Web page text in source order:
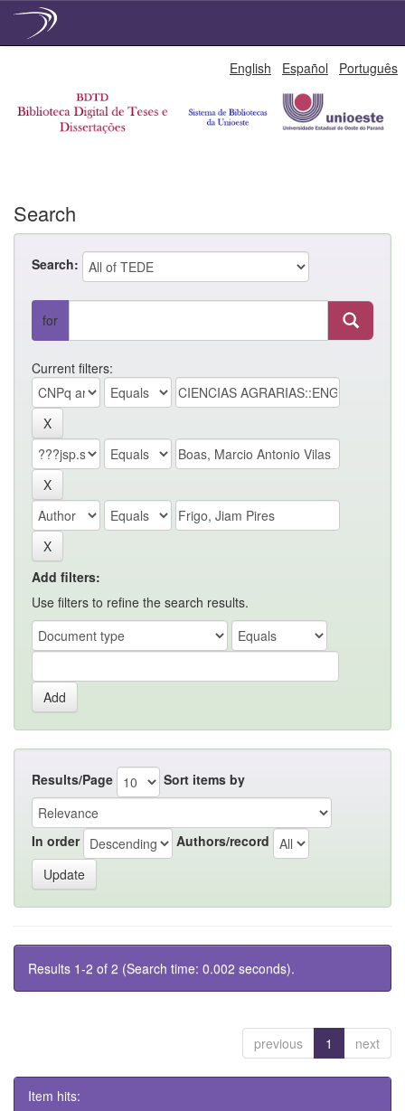
English Español Português
Search
Search:
for
Current filters:
Add filters:
Use filters to refine the search results.
Results/Page Sort items by
In order Authors/record
Results 1-2 of 2 (Search time: 0.002 seconds).
previous 1 next
Item hits: